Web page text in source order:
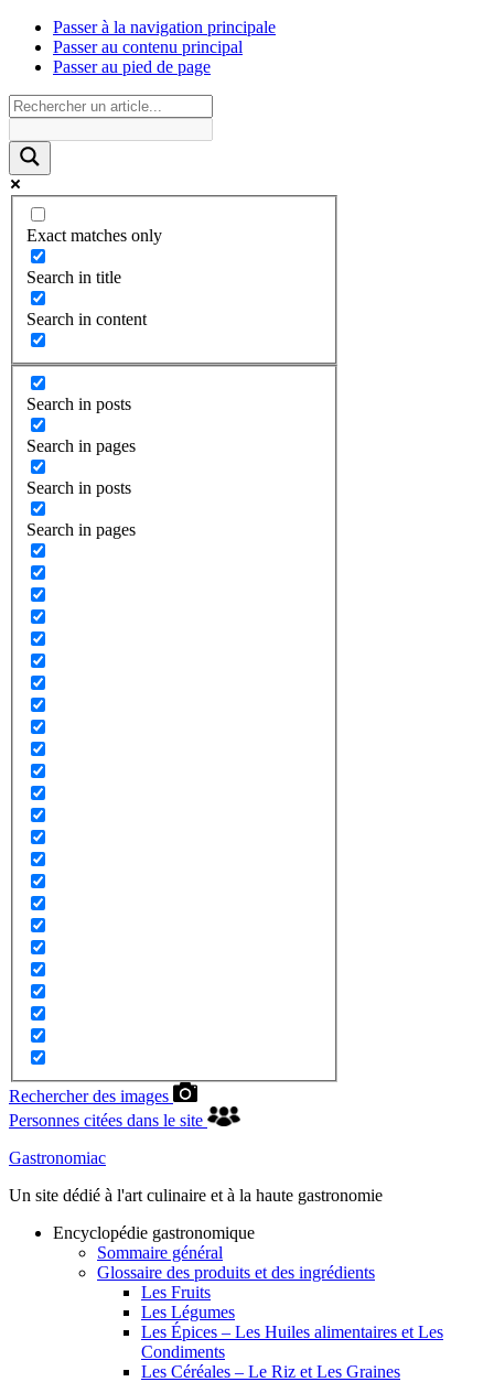
Passer à la navigation principale
Passer au contenu principal
Passer au pied de page
Exact matches only
Search in title
Search in content
Search in posts
Search in pages
Search in posts
Search in pages
Rechercher des images
Personnes citées dans le site
Gastronomiac
Un site dédié à l'art culinaire et à la haute gastronomie
Encyclopédie gastronomique
Sommaire général
Glossaire des produits et des ingrédients
Les Fruits
Les Légumes
Les Épices – Les Huiles alimentaires et Les
Condiments
Les Céréales – Le Riz et Les Graines